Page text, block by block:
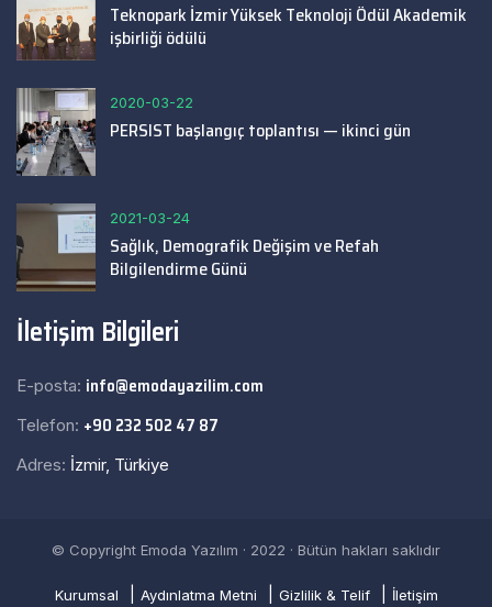
Teknopark İzmir Yüksek Teknoloji Ödül Akademik
işbirliği ödülü
2020-03-22
PERSIST başlangıç toplantısı — ikinci gün
2021-03-24
Sağlık, Demografik Değişim ve Refah
Bilgilendirme Günü
İletişim Bilgileri
E-posta: info@emodayazilim.com
Telefon: +90 232 502 47 87
Adres: İzmir, Türkiye
© Copyright Emoda Yazılım · 2022 · Bütün hakları saklıdır
Kurumsal Aydınlatma Metni Gizlilik & Telif İletişim